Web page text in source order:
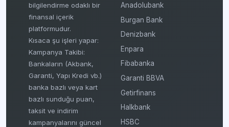
bilgilendirme odaklı bir
finansal içerik
platformudur.
Kısaca şu işleri yapar:
Kampanya Takibi:
Bankaların (Akbank,
Garanti, Yapı Kredi vb.)
banka bazlı veya kart
bazlı sunduğu puan,
taksit ve indirim
kampanyalarını güncel
Anadolubank
Burgan Bank
Denizbank
Enpara
Fibabanka
Garanti BBVA
Getirfinans
Halkbank
HSBC